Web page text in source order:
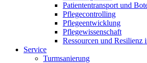
Patiententransport und
Pflegecontrolling
Pflegeentwicklung
Pflegewissenschaft
Ressourcen und Resilienz
Service
Turmsanierung